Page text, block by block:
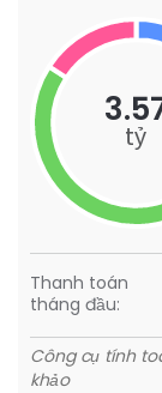
tỷ
Thanh toán
tháng đầu:
Công cụ tính
khảo